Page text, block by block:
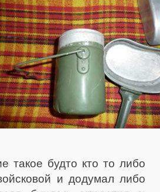
такое будто кто то либо
и додумал либо